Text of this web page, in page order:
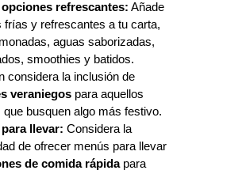
refrescantes: Añade
frías y refrescantes a tu carta,
aguas saborizadas,
smoothies y batidos.
veraniegos para aquellos
que busquen algo más festivo.
llevar: Considera la
de ofrecer menús para llevar
de comida rápida para